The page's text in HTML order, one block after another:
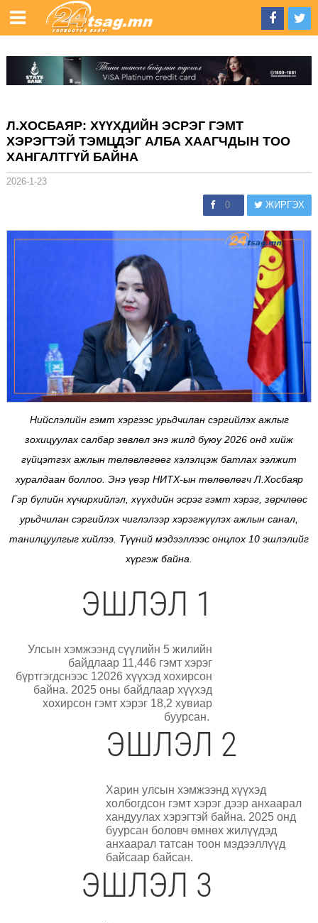
Л.ХОСБАЯР: ХҮҮХДИЙН ЭСРЭГ ГЭМТ
ХЭРЭГТЭЙ ТЭМЦДЭГ АЛБА ХААГЧДЫН ТОО
ХАНГАЛТГҮЙ БАЙНА
2026-1-23
0 ЖИРГЭХ
Нийслэлийн гэмт хэргээс урьдчилан сэргийлэх ажлыг
зохицуулах салбар зөвлөл энэ жилд буюу 2026 онд хийж
гүйцэтгэх ажлын төлөвлөгөөг хэлэлцэж батлах ээлжит
хуралдаан боллоо. Энэ үеэр НИТХ-ын төлөөлөгч Л.Хосбаяр
Гэр бүлийн хүчирхийлэл, хүүхдийн эсрэг гэмт хэрэг, зөрчлөөс
урьдчилан сэргийлэх чиглэлээр хэрэгжүүлэх ажлын санал,
танилцуулгыг хийлээ. Түүний мэдээллээс онцлох 10 эшлэлийг
хүргэж байна.
ЭШЛЭЛ 1
Улсын хэмжээнд сүүлийн 5 жилийн
байдлаар 11,446 гэмт хэрэг
бүртгэгдснээс 12026 хүүхэд хохирсон
байна. 2025 оны байдлаар хүүхэд
хохирсон гэмт хэрэг 18,2 хувиар
буурсан.
ЭШЛЭЛ 2
Харин улсын хэмжээнд хүүхэд
холбогдсон гэмт хэрэг дээр анхаарал
хандуулах хэрэгтэй байна. 2025 онд
буурсан боловч өмнөх жилүүдэд
анхаарал татсан тоон мэдээллүүд
байсаар байсан.
ЭШЛЭЛ 3